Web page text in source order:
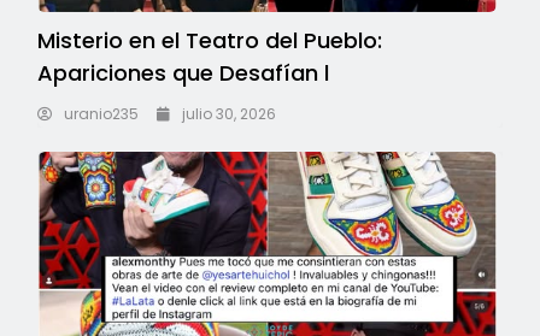
Misterio en el Teatro del Pueblo:
Apariciones que Desafían l
uranio235 julio 30, 2026